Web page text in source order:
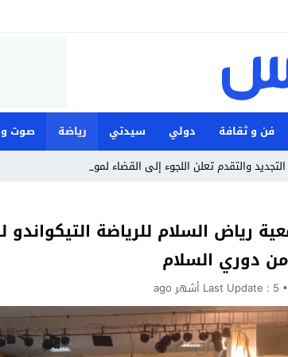
فن و ثقافة دولي سيدتي رياضة صوت
والتقدم تعلن اللجوء إلى القضاء لمواجهة ما وصفته بـ”الع_
رياض السلام للرياضة التيكواندو
دوري السلام
Last Update : 5 أشهر ago